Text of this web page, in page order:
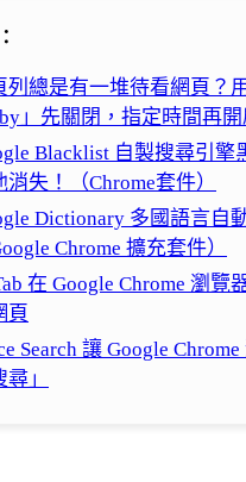
列總是有一堆待看網頁？
」先關閉，指定時間再開
Blacklist 自製搜尋引擎
消失！（Chrome套件）
Dictionary 多國語言自
Chrome 擴充套件）
在 Google Chrome 瀏覽
頁
Search 讓 Google
」